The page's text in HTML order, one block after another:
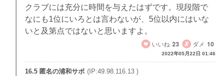
クラブには充分に時間を与えたはずです。現段階で
なにも1位にいろとは言わないが、5位以内にはいな
いと及第点ではないと思いますよ。
いいね 23 ダメ 10
2022年05月22日 01:46
16.5 匿名の浦和サポ (IP:49.98.116.13 )